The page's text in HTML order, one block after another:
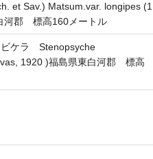
et Sav.) Matsum.var. longipes (1
河郡 標高160メートル
ビケラ Stenopsyche
1920 )福島県東白河郡 標高